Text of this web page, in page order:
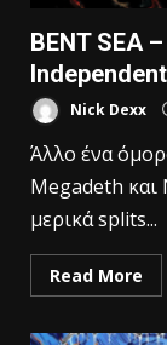
BENT SEA
Nick Dexx
Άλλο ένα
Megadeth και
μερικά splits...
Read More